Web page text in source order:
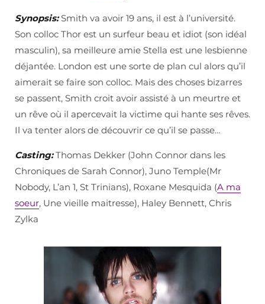
Synopsis: Smith va avoir 19 ans, il est à l’université.
Son colloc Thor est un surfeur beau et idiot (son idéal
masculin), sa meilleure amie Stella est une lesbienne
déjantée. London est une sorte de plan cul alors qu’il
aimerait se faire son colloc. Mais des choses bizarres
se passent, Smith croit avoir assisté à un meurtre et
un rêve où il apercevait la victime qui hante ses rêves.
Il va tenter alors de découvrir ce qu’il se passe…
Casting:Thomas Dekker (John Connor dans les
Chroniques de Sarah Connor), Juno Temple(Mr
Nobody, L’an 1, St Trinians), Roxane Mesquida (A ma
soeur, Une vieille maitresse), Haley Bennett, Chris
Zylka